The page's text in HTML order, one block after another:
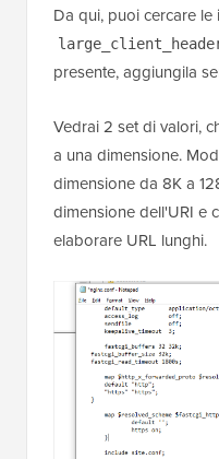
Da qui, puoi cercare
presente, aggiungila
Vedrai 2 set di valori,
a una dimensione.
dimensione da 8K a
dimensione dell'URI e
elaborare URL lunghi.